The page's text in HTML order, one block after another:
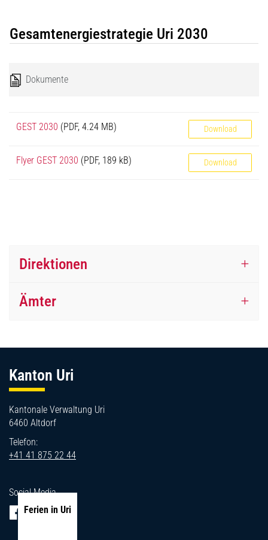
Gesamtenergiestrategie Uri 2030
Dokumente
Name Download
GEST 2030 (PDF, 4.24 MB) Download
Flyer GEST 2030 (PDF, 189 kB) Download
Direktionen
Ämter
Kanton Uri
Kantonale Verwaltung Uri
6460 Altdorf
Telefon:
+41 41 875 22 44
Social Media
Ferien in Uri